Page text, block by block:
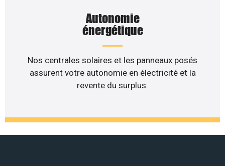
Autonomie
énergétique
Nos centrales solaires et les panneaux posés
assurent votre autonomie en électricité et la
revente du surplus.